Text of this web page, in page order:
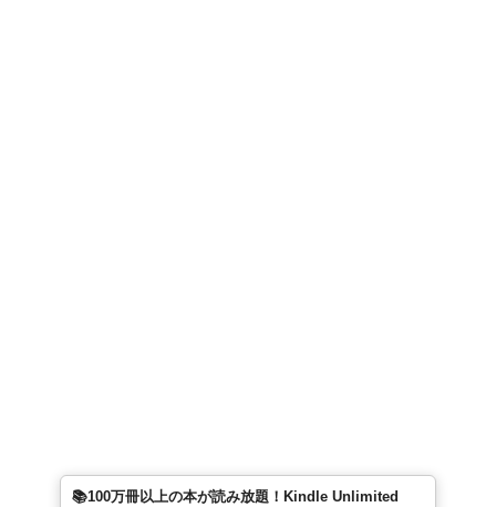
📚100万冊以上の本が読み放題！Kindle Unlimited